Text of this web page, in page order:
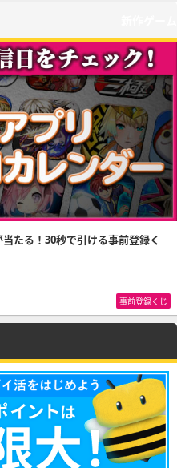
たる！30秒で引ける事前登録く
事前登録くじ